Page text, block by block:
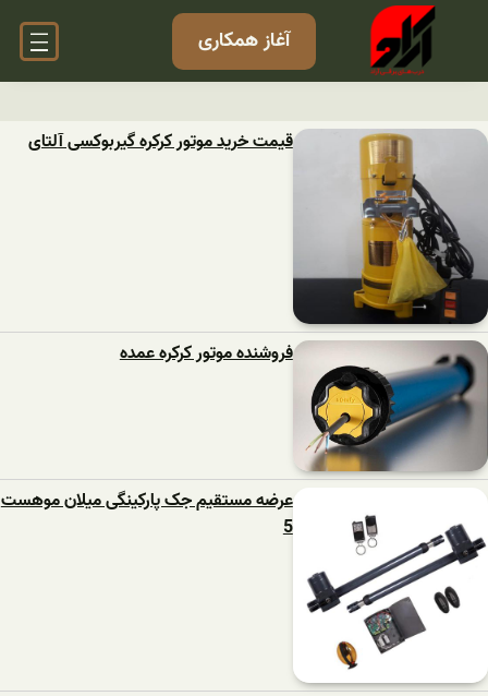
آغاز همکاری
قیمت خرید موتور کرکره گیربوکسی آلتای
فروشنده موتور کرکره عمده
عرضه مستقیم جک پارکینگی میلان موهست
5